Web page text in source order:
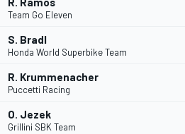
Team Go Eleven
S. Bradl
Honda World Superbike Team
R. Krummenacher
Puccetti Racing
O. Jezek
Grillini SBK Team